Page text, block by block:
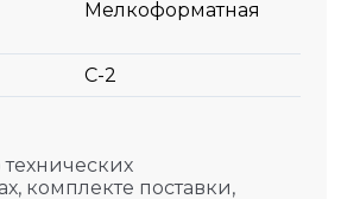
Мелкоформатная
C-2
комплекте поставки,